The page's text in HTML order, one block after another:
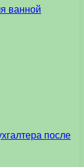
ванной
после